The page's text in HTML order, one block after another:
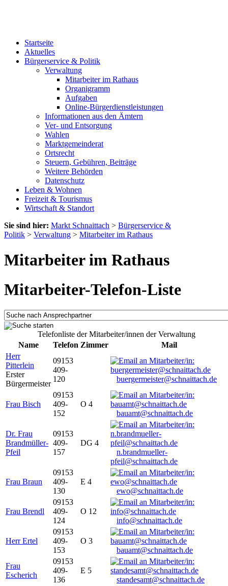
Startseite
Aktuelles
Bürgerservice & Politik
Verwaltung
Mitarbeiter im Rathaus
Organigramm
Aufgaben
Online-Bürgerdienstleistungen
Informationen aus den Ämtern
Ver- und Entsorgung
Wahlen
Marktgemeinderat
Ortsrecht
Steuern, Gebühren, Beiträge
Weitere Behörden
Datenschutz
Leben & Wohnen
Freizeit & Tourismus
Wirtschaft & Standort
Sie sind hier: Markt Schnaittach > Bürgerservice &
Politik > Verwaltung > Mitarbeiter im Rathaus
Mitarbeiter im Rathaus
Mitarbeiter-Telefon-Liste
Telefonliste der Mitarbeiter/innen der Verwaltung
Name
Telefon Zimmer
Mail
Herr
Pitterlein
Erster
Bürgermeister
09153
409-
120
buergermeister@schnaittach.de
Frau Bisch
09153
409-
152
O 4
bauamt@schnaittach.de
Dr. Frau
Brandmüller-
Pfeil
09153
409-
157
DG 4
n.brandmueller-
pfeil@schnaittach.de
Frau Braun
09153
409-
130
E 4
ewo@schnaittach.de
Frau Brendl
09153
409-
124
O 12
info@schnaittach.de
Herr Ertel
09153
409-
153
O 3
bauamt@schnaittach.de
Frau
Escherich
09153
409-
136
E 5
standesamt@schnaittach.de